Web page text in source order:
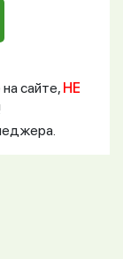
сайте, НЕ